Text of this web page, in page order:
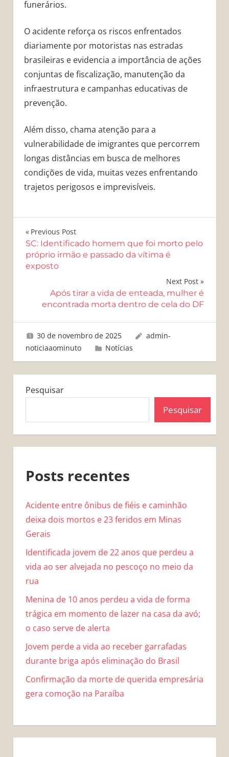
funerários.
O acidente reforça os riscos enfrentados
diariamente por motoristas nas estradas
brasileiras e evidencia a importância de ações
conjuntas de fiscalização, manutenção da
infraestrutura e campanhas educativas de
prevenção.
Além disso, chama atenção para a
vulnerabilidade de imigrantes que percorrem
longas distâncias em busca de melhores
condições de vida, muitas vezes enfrentando
trajetos perigosos e imprevisíveis.
Navegação
de
Post
Previous Post
SC: Identificado homem que foi morto pelo
próprio irmão e passado da vítima é
exposto
Next Post
Após tirar a vida de enteada, mulher é
encontrada morta dentro de cela do DF
30 de novembro de 2025
admin-
noticiaaominuto
Notícias
Pesquisar
Pesquisar
Posts recentes
Acidente entre ônibus de fiéis e caminhão
deixa dois mortos e 23 feridos em Minas
Gerais
Identificada jovem de 22 anos que perdeu a
vida ao ser alvejada no pescoço no meio da
rua
Menina de 10 anos perdeu a vida de forma
trágica em momento de lazer na casa da avó;
o caso serve de alerta
Jovem perde a vida ao receber garrafadas
durante briga após eliminação do Brasil
Confirmação da morte de querida empresária
gera comoção na Paraíba